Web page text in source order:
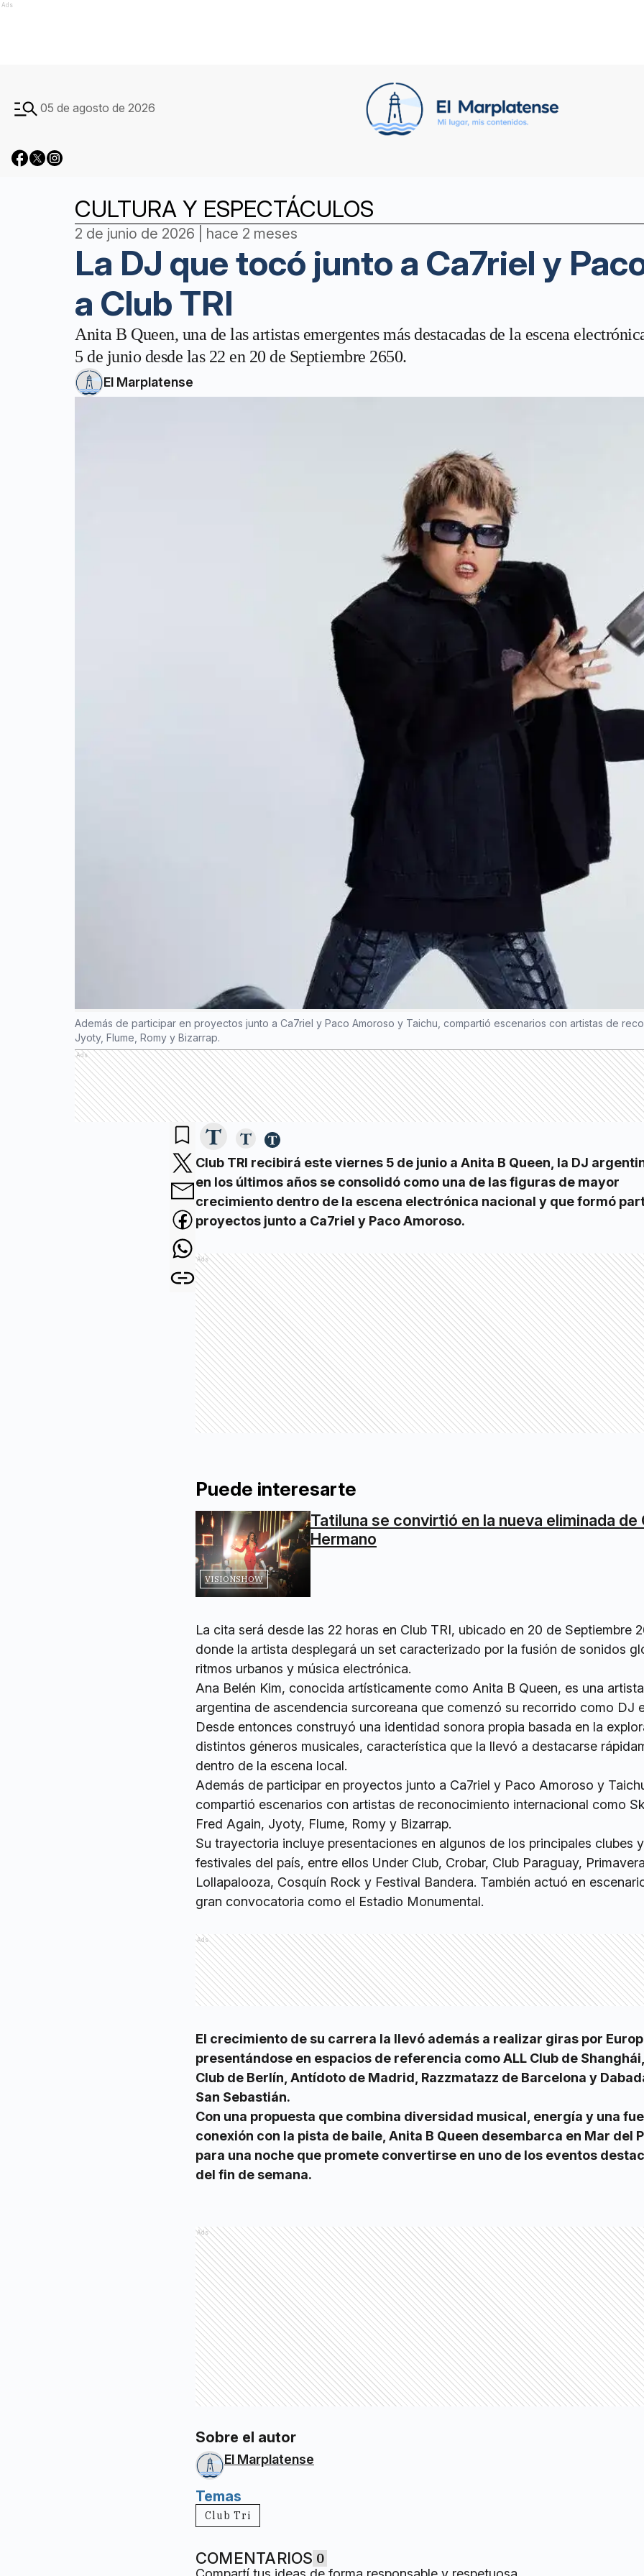
Ads
05 de agosto de 2026
CULTURA Y ESPECTÁCULOS
2 de junio de 2026 | hace 2 meses
La DJ que tocó junto a Ca7riel y
a Club TRI
Anita B Queen, una de las artistas emergentes más destacadas de la escena
5 de junio desde las 22 en 20 de Septiembre 2650.
El Marplatense
Además de participar en proyectos junto a Ca7riel y Paco Amoroso y Taichu, compartió escenarios con artistas de
Jyoty, Flume, Romy y Bizarrap.
Ads
Club TRI recibirá este viernes 5 de junio a Anita B Queen, la DJ
en los últimos años se consolidó como una de las figuras de mayor
crecimiento dentro de la escena electrónica nacional y que formó
proyectos junto a Ca7riel y Paco Amoroso.
Ads
Puede interesarte
VISIONSHOW
Tatiluna se convirtió en la nueva eliminada de
Hermano
La cita será desde las 22 horas en Club TRI, ubicado en 20 de Septiembre
donde la artista desplegará un set caracterizado por la fusión de sonidos
ritmos urbanos y música electrónica.
Ana Belén Kim, conocida artísticamente como Anita B Queen, es una artista
argentina de ascendencia surcoreana que comenzó su recorrido como DJ
Desde entonces construyó una identidad sonora propia basada en la
distintos géneros musicales, característica que la llevó a destacarse
dentro de la escena local.
Además de participar en proyectos junto a Ca7riel y Paco Amoroso y
compartió escenarios con artistas de reconocimiento internacional como
Fred Again, Jyoty, Flume, Romy y Bizarrap.
Su trayectoria incluye presentaciones en algunos de los principales clubes y
festivales del país, entre ellos Under Club, Crobar, Club Paraguay,
Lollapalooza, Cosquín Rock y Festival Bandera. También actuó en
gran convocatoria como el Estadio Monumental.
Ads
El crecimiento de su carrera la llevó además a realizar giras por
presentándose en espacios de referencia como ALL Club de
Club de Berlín, Antídoto de Madrid, Razzmatazz de Barcelona y
San Sebastián.
Con una propuesta que combina diversidad musical, energía y una
conexión con la pista de baile, Anita B Queen desembarca en Mar del
para una noche que promete convertirse en uno de los eventos
del fin de semana.
Ads
Sobre el autor
El Marplatense
Temas
Club Tri
COMENTARIOS 0